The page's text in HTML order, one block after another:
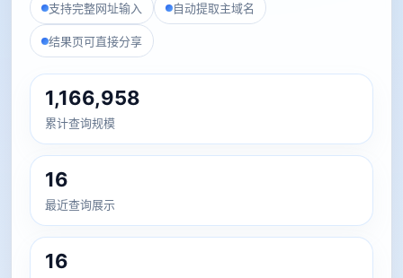
支持完整网址输入 自动提取主域名
结果页可直接分享
1,166,958
累计查询规模
16
最近查询展示
16